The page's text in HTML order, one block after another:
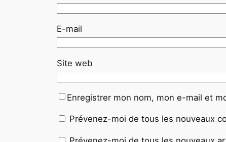
E-mail
Site web
Enregistrer mon nom, mon e-mail et
Prévenez-moi de tous les nouveaux